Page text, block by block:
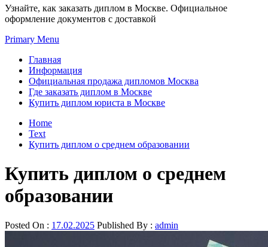
Узнайте, как заказать диплом в Москве. Официальное
оформление документов с доставкой
Primary Menu
Главная
Информация
Официальная продажа дипломов Москва
Где заказать диплом в Москве
Купить диплом юриста в Москве
Home
Text
Купить диплом о среднем образовании
Купить диплом о среднем
образовании
Posted On : 17.02.2025 Published By : admin